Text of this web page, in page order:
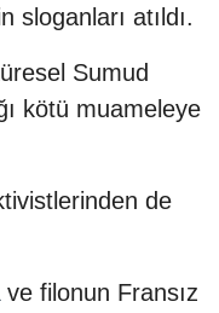
atıldı.
Sumud
kötü muameleye
de
ve filonun Fransız